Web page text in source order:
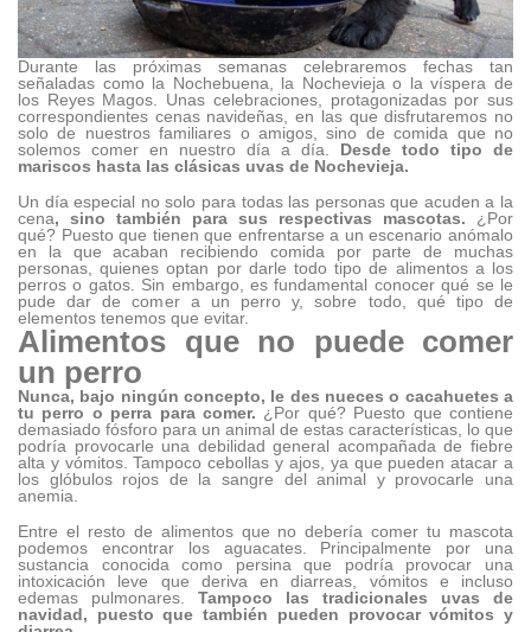
Durante las próximas semanas celebraremos fechas tan
señaladas como la Nochebuena , la Nochevieja o la víspera de
los Reyes Magos . Unas celebraciones, protagonizadas por sus
correspondientes cenas navideñas, en las que disfrutaremos no
solo de nuestros familiares o amigos, sino de comida que no
solemos comer en nuestro día a día. Desde todo tipo de
mariscos hasta las clásicas uvas de Nochevieja.
Un día especial no solo para todas las personas que acuden a la
cena, sino también para sus respectivas mascotas. ¿Por
qué? Puesto que tienen que enfrentarse a un escenario anómalo
en la que acaban recibiendo comida por parte de muchas
personas, quienes optan por darle todo tipo de alimentos a los
perros o gatos. Sin embargo, es fundamental conocer qué se le
pude dar de comer a un perro y, sobre todo, qué tipo de
elementos tenemos que evitar.
Alimentos que no puede comer
un perro
Nunca, bajo ningún concepto, le des nueces o cacahuetes a
tu perro o perra para comer. ¿Por qué? Puesto que contiene
demasiado fósforo para un animal de estas características, lo que
podría provocarle una debilidad general acompañada de fiebre
alta y vómitos. Tampoco cebollas y ajos, ya que pueden atacar a
los glóbulos rojos de la sangre del animal y provocarle una
anemia.
Entre el resto de alimentos que no debería comer tu mascota
podemos encontrar los aguacates. Principalmente por una
sustancia conocida como persina que podría provocar una
intoxicación leve que deriva en diarreas, vómitos e incluso
edemas pulmonares. Tampoco las tradicionales uvas de
navidad, puesto que también pueden provocar vómitos y